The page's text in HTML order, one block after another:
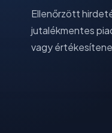
Ellenőrzött
jutalékmentes
vagy